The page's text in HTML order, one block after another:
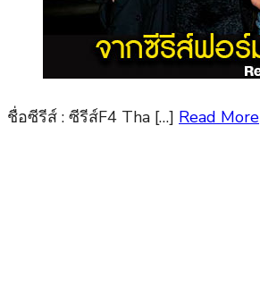
ชื่อซีรีส์ : ซีรีส์F4 Tha […] Read More